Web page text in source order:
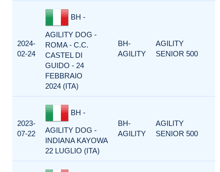
2024-
02-24
BH -
AGILITY DOG -
ROMA - C.C.
CASTEL DI
GUIDO - 24
FEBBRAIO
2024 (ITA)
BH-
AGILITY
AGILITY
SENIOR 500
2023-
07-22
BH -
AGILITY DOG -
INDIANA KAYOWA
22 LUGLIO (ITA)
BH-
AGILITY
AGILITY
SENIOR 500